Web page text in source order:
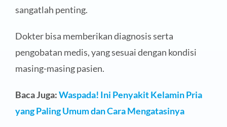
sangatlah penting.
Dokter bisa memberikan diagnosis serta
pengobatan medis, yang sesuai dengan kondisi
masing-masing pasien.
Baca Juga:Waspada! Ini Penyakit Kelamin Pria
yang Paling Umum dan Cara Mengatasinya